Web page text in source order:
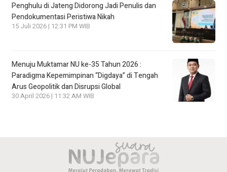
Penghulu di Jateng Didorong Jadi Penulis dan
Pendokumentasi Peristiwa Nikah
15 Juli 2026 | 12:31 PM WIB
Menuju Muktamar NU ke-35 Tahun 2026 :
Paradigma Kepemimpinan “Digdaya” di Tengah
Arus Geopolitik dan Disrupsi Global
30 April 2026 | 11:32 AM WIB